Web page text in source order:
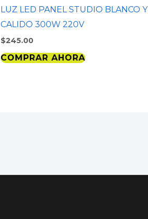
LUZ LED PANEL STUDIO BLANCO Y
CALIDO 300W 220V
$245.00
COMPRAR AHORA